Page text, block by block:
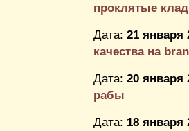
проклятые
Дата: 21 января
качества на
Дата: 20 января
рабы
Дата: 18 января